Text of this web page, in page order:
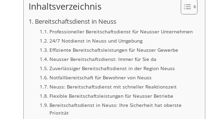
Inhaltsverzeichnis
Bereitschaftsdienst in Neuss
Professioneller Bereitschaftsdienst für Neusser Unternehmen
24/7 Notdienst in Neuss und Umgebung
Effiziente Bereitschaftsleistungen für Neusser Gewerbe
Neusser Bereitschaftsdienst: Immer für Sie da
Zuverlässiger Bereitschaftsdienst in der Region Neuss
Notfallbereitschaft für Bewohner von Neuss
Neuss: Bereitschaftsdienst mit schneller Reaktionszeit
Flexible Bereitschaftsleistungen für Neusser Betriebe
Bereitschaftsdienst in Neuss: Ihre Sicherheit hat oberste
Priorität